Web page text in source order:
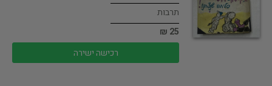
תרבות
25 ₪
רכישה ישירה